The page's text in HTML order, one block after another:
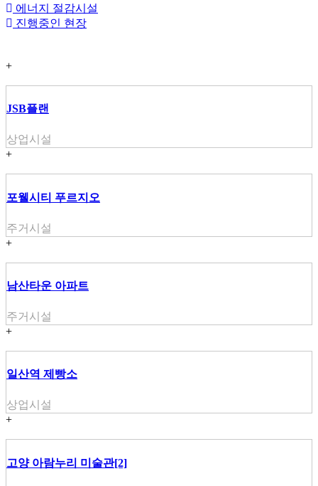
에너지 절감시설
진행중인 현장
+
JSB플랜
상업시설
+
포웰시티 푸르지오
주거시설
+
남산타운 아파트
주거시설
+
일산역 제빵소
상업시설
+
고양 아람누리 미술관[2]